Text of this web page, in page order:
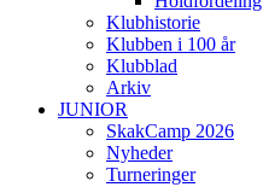
Klubhistorie
Klubben i 100 år
Klubblad
Arkiv
JUNIOR
SkakCamp 2026
Nyheder
Turneringer